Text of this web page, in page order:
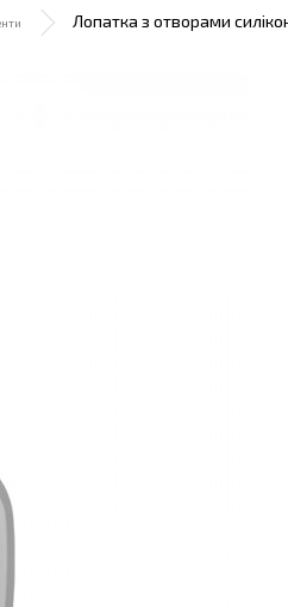
Лопатка з отворами